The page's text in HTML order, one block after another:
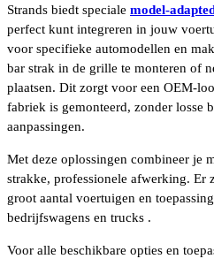
Strands biedt speciale model-
perfect kunt integreren in jouw
voor specifieke automodellen en
bar strak in de grille te monteren of
plaatsen. Dit zorgt voor een OEM-
fabriek is gemonteerd, zonder losse
aanpassingen.
Met deze oplossingen combineer je
strakke, professionele afwerking. Er
groot aantal voertuigen en
bedrijfswagens en trucks .
Voor alle beschikbare opties en